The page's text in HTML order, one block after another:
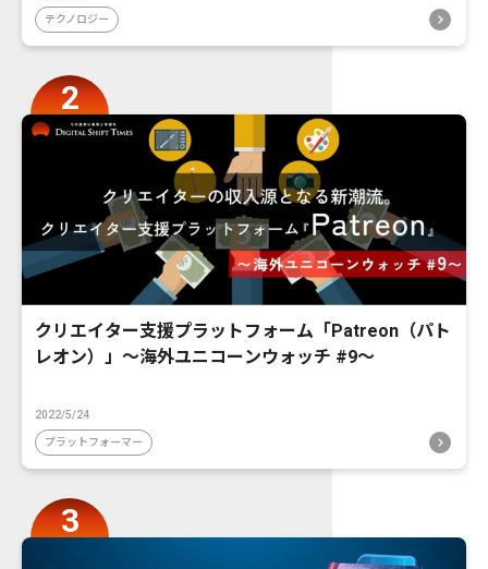
テクノロジー
クリエイター支援プラットフォーム「Patreon（パト
レオン）」〜海外ユニコーンウォッチ #9〜
2022/5/24
プラットフォーマー